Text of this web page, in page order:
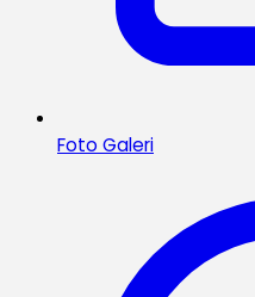
Foto Galeri